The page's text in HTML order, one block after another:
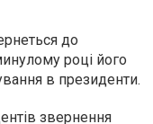
до
році його
в президенти.
звернення